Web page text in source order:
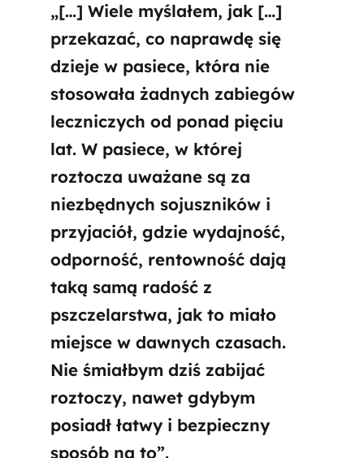
„[…] Wiele myślałem, jak […]
przekazać, co naprawdę się
dzieje w pasiece, która nie
stosowała żadnych zabiegów
leczniczych od ponad pięciu
lat. W pasiece, w której
roztocza uważane są za
niezbędnych sojuszników i
przyjaciół, gdzie wydajność,
odporność, rentowność dają
taką samą radość z
pszczelarstwa, jak to miało
miejsce w dawnych czasach.
Nie śmiałbym dziś zabijać
roztoczy, nawet gdybym
posiadł łatwy i bezpieczny
sposób na to”.